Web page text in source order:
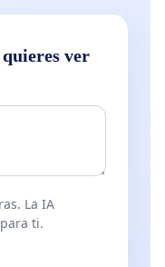
ver
La IA
ti.